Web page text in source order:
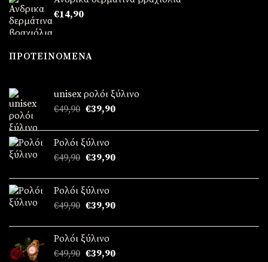
€14,90
ΠΡΟΤΕΙΝΌΜΕΝΑ
unisex ρολόι ξύλινο
€49,90 Original
was:
€49,90.
€39,90Η
τιμή
€39,90.
Ρολόι ξύλινο
€49,90 Original
was:
€49,90.
€39,90Η
τιμή
€39,90.
Ρολόι ξύλινο
€49,90 Original
was:
€49,90.
€39,90Η
τιμή
€39,90.
Ρολόι ξύλινο
€49,90 Original
€39,90Η